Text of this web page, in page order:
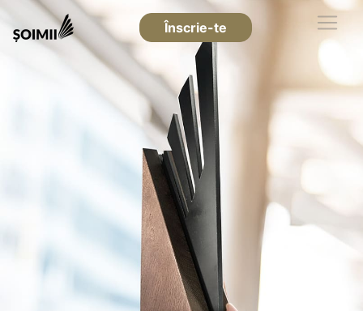
Înscrie-te